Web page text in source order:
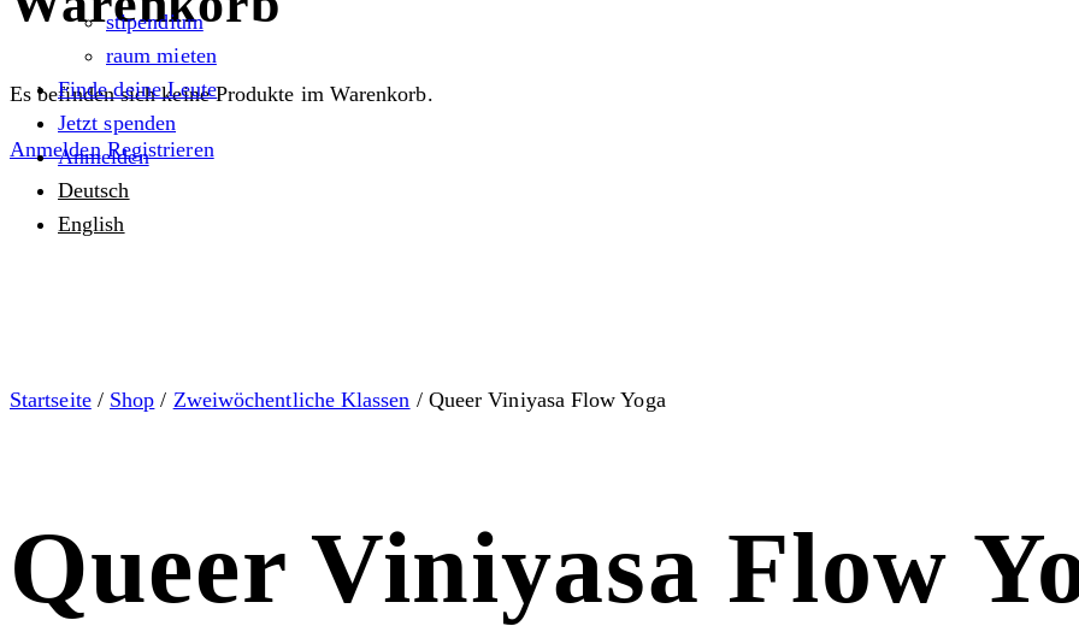
Es befinden sich keine Produkte im Warenkorb.
Anmelden Registrieren
stipendium
raum mieten
Finde deine Leute
Jetzt spenden
Anmelden
Deutsch
English
Startseite/ Shop / Zweiwöchentliche Klassen / Queer Viniyasa Flow Yoga
Queer Viniyasa Flow